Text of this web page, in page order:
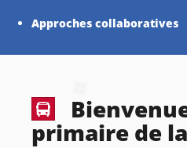
Approches collaboratives
primaire de